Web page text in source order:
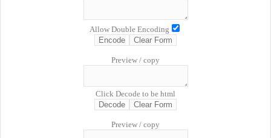
Allow Double Encoding
Preview / copy
Click Decode to be html
Preview / copy